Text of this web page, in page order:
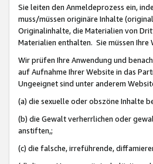
Sie leiten den Anmeldeprozess ein,
muss/müssen originäre Inhalte
Originalinhalte, die Materialien von
Materialien enthalten. Sie müssen
Wir prüfen Ihre Anwendung und
auf Aufnahme Ihrer Website in das
Ungeeignet sind unter anderem
(a) die sexuelle oder obszöne Inhalte
(b) die Gewalt verherrlichen oder
anstiften,;
(c) die falsche, irreführende,